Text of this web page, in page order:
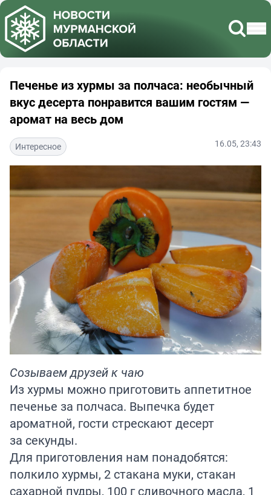
Печенье из хурмы за полчаса: необычный
вкус десерта понравится вашим гостям —
аромат на весь дом
Интересное 16.05, 23:43
Созываем друзей к чаю
Из хурмы можно приготовить аппетитное
печенье за полчаса. Выпечка будет
ароматной, гости стрескают десерт
за секунды.
Для приготовления нам понадобятся:
полкило хурмы, 2 стакана муки, стакан
сахарной пудры, 100 г сливочного масла, 1